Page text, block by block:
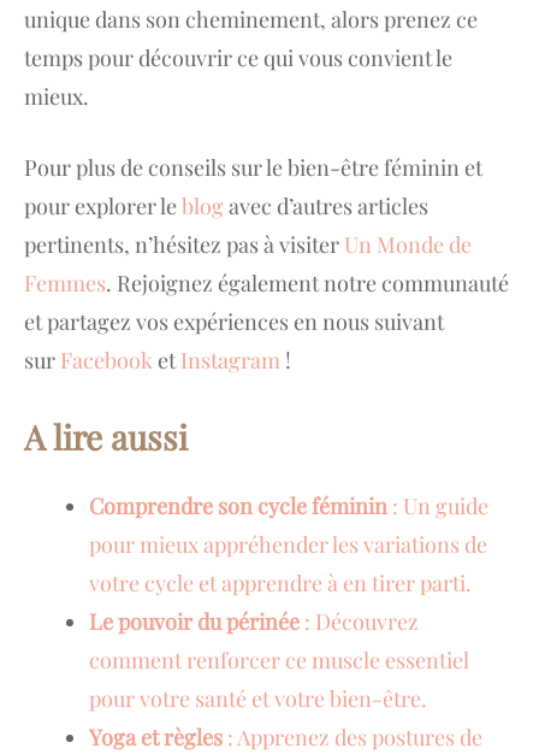
unique dans son cheminement, alors prenez ce
temps pour découvrir ce qui vous convient le
mieux.
Pour plus de conseils sur le bien-être féminin et
pour explorer leblogavec d’autres articles
pertinents, n’hésitez pas à visiter Un Monde de
Femmes. Rejoignez également notre communauté
et partagez vos expériences en nous suivant
sur Facebook etInstagram !
A lire aussi
Comprendre son cycle féminin: Un guide
pour mieux appréhender les variations de
votre cycle et apprendre à en tirer parti.
Le pouvoir du périnée : Découvrez
comment renforcer ce muscle essentiel
pour votre santé et votre bien-être.
Yoga et règles : Apprenez des postures de